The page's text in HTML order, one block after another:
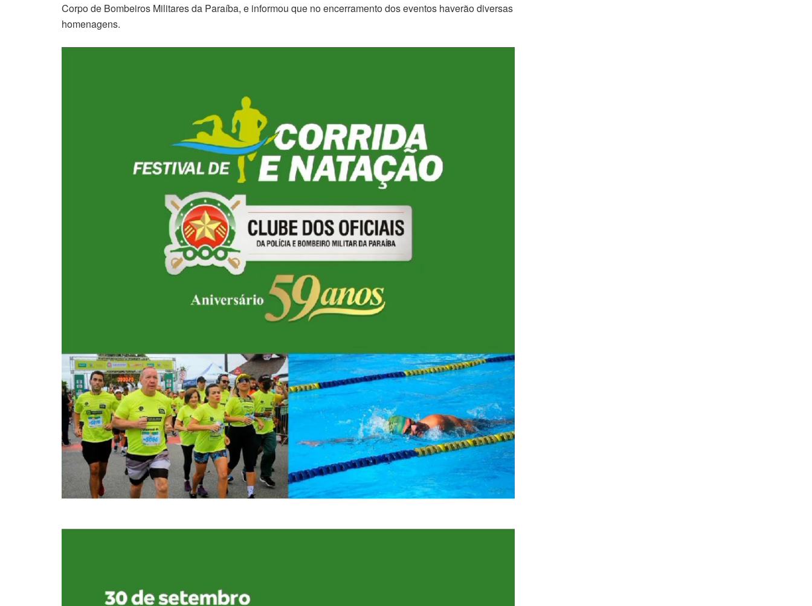
Corpo de Bombeiros Militares da Paraíba, e informou que no encerramento dos eventos haverão diversas
homenagens.